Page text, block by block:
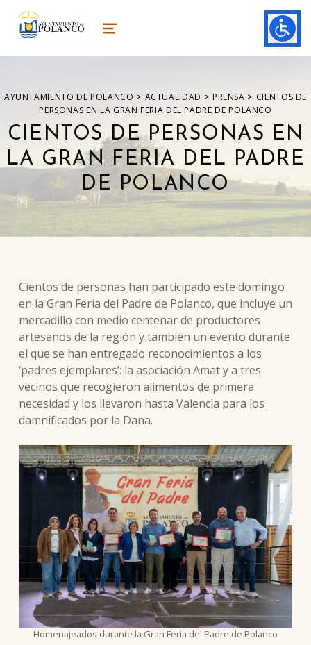
ayuntamiento de polanco
AYUNTAMIENTO DE POLANCO MENU
AYUNTAMIENTO DE POLANCO > ACTUALIDAD > PRENSA > CIENTOS DE
PERSONAS EN LA GRAN FERIA DEL PADRE DE POLANCO
CIENTOS DE PERSONAS EN
LA GRAN FERIA DEL PADRE
DE POLANCO
Cientos de personas han participado este domingo
en la Gran Feria del Padre de Polanco, que incluye un
mercadillo con medio centenar de productores
artesanos de la región y también un evento durante
el que se han entregado reconocimientos a los
‘padres ejemplares’: la asociación Amat y a tres
vecinos que recogieron alimentos de primera
necesidad y los llevaron hasta Valencia para los
damnificados por la Dana.
Homenajeados durante la Gran Feria del Padre de Polanco